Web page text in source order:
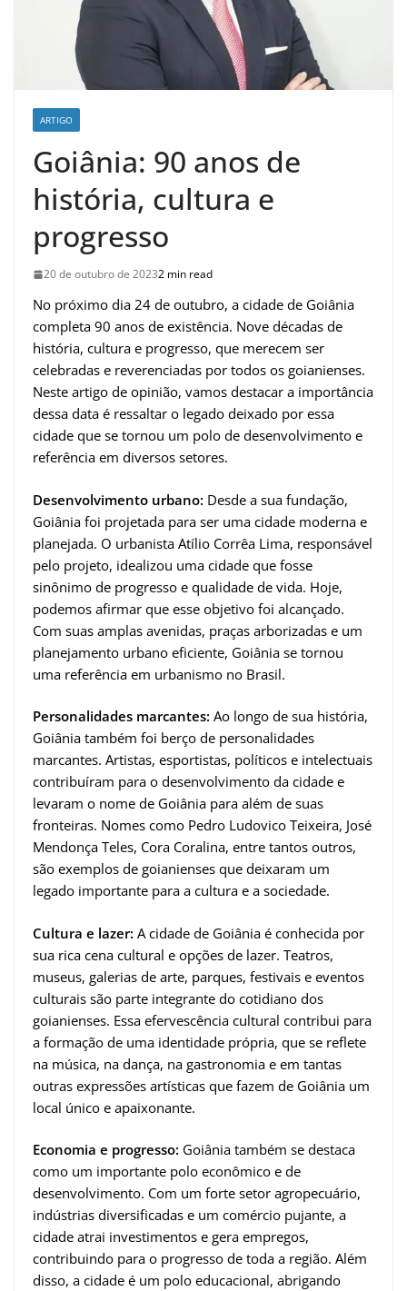
ARTIGO
Goiânia: 90 anos de
história, cultura e
progresso
20 de outubro de 20232 min read
No próximo dia 24 de outubro, a cidade de Goiânia
completa 90 anos de existência. Nove décadas de
história, cultura e progresso, que merecem ser
celebradas e reverenciadas por todos os goianienses.
Neste artigo de opinião, vamos destacar a importância
dessa data é ressaltar o legado deixado por essa
cidade que se tornou um polo de desenvolvimento e
referência em diversos setores.
Desenvolvimento urbano: Desde a sua fundação,
Goiânia foi projetada para ser uma cidade moderna e
planejada. O urbanista Atílio Corrêa Lima, responsável
pelo projeto, idealizou uma cidade que fosse
sinônimo de progresso e qualidade de vida. Hoje,
podemos afirmar que esse objetivo foi alcançado.
Com suas amplas avenidas, praças arborizadas e um
planejamento urbano eficiente, Goiânia se tornou
uma referência em urbanismo no Brasil.
Personalidades marcantes: Ao longo de sua história,
Goiânia também foi berço de personalidades
marcantes. Artistas, esportistas, políticos e intelectuais
contribuíram para o desenvolvimento da cidade e
levaram o nome de Goiânia para além de suas
fronteiras. Nomes como Pedro Ludovico Teixeira, José
Mendonça Teles, Cora Coralina, entre tantos outros,
são exemplos de goianienses que deixaram um
legado importante para a cultura e a sociedade.
Cultura e lazer: A cidade de Goiânia é conhecida por
sua rica cena cultural e opções de lazer. Teatros,
museus, galerias de arte, parques, festivais e eventos
culturais são parte integrante do cotidiano dos
goianienses. Essa efervescência cultural contribui para
a formação de uma identidade própria, que se reflete
na música, na dança, na gastronomia e em tantas
outras expressões artísticas que fazem de Goiânia um
local único e apaixonante.
Economia e progresso: Goiânia também se destaca
como um importante polo econômico e de
desenvolvimento. Com um forte setor agropecuário,
indústrias diversificadas e um comércio pujante, a
cidade atrai investimentos e gera empregos,
contribuindo para o progresso de toda a região. Além
disso, a cidade é um polo educacional, abrigando